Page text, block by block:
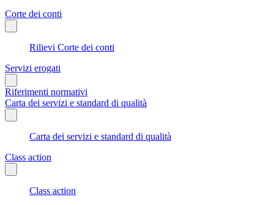
Corte dei conti
Rilievi Corte dei conti
Servizi erogati
Riferimenti normativi
Carta dei servizi e standard di qualità
Carta dei servizi e standard di qualità
Class action
Class action